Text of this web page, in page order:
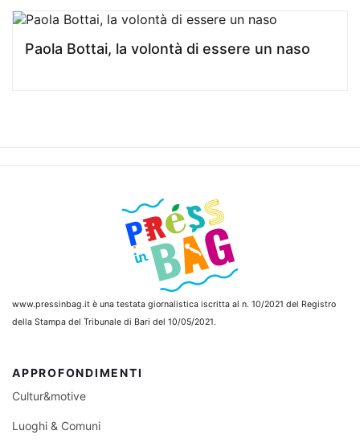
Paola Bottai, la volontà di essere un naso
www.pressinbag.it è una testata giornalistica iscritta al n. 10/2021 del Registro
della Stampa del Tribunale di Bari del 10/05/2021.
APPROFONDIMENTI
Cultur&motive
Luoghi & Comuni